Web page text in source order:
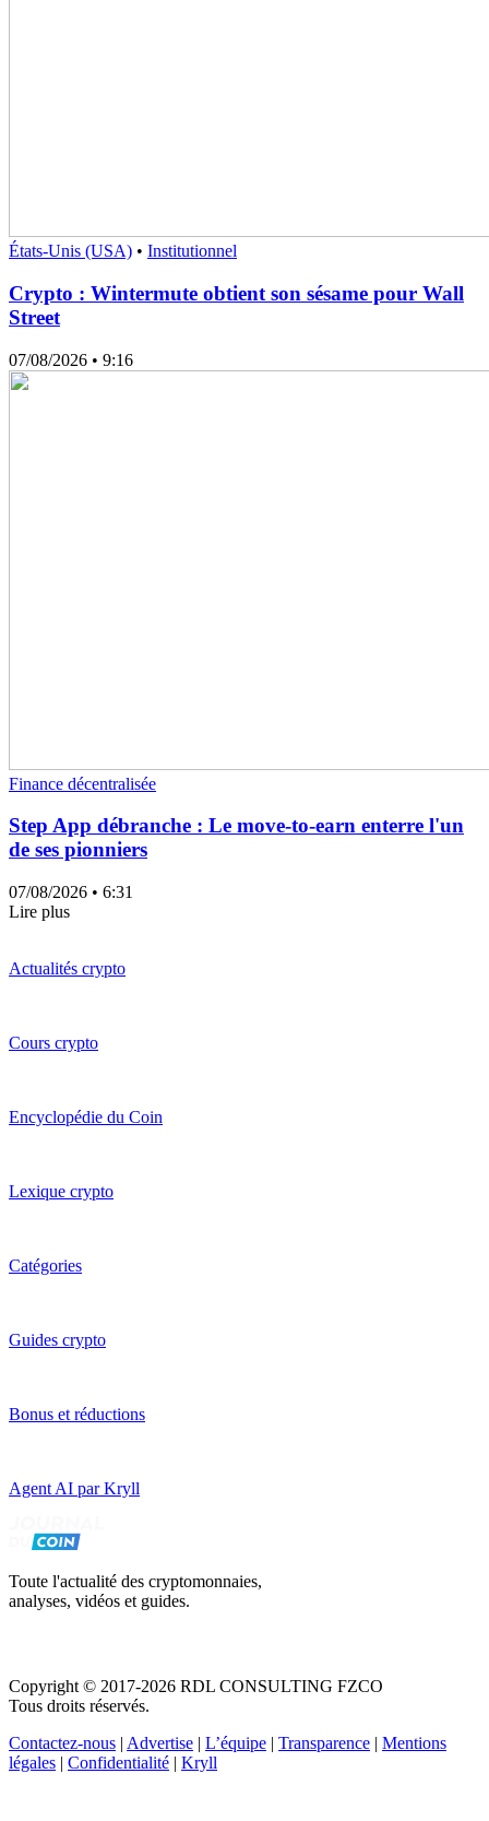
États-Unis (USA) • Institutionnel
Crypto : Wintermute obtient son sésame pour Wall
Street
07/08/2026 • 9:16
Finance décentralisée
Step App débranche : Le move-to-earn enterre l'un
de ses pionniers
07/08/2026 • 6:31
Lire plus
Actualités crypto
Cours crypto
Encyclopédie du Coin
Lexique crypto
Catégories
Guides crypto
Bonus et réductions
Agent AI par Kryll
Toute l'actualité des cryptomonnaies,
analyses, vidéos et guides.
Copyright © 2017-2026 RDL CONSULTING FZCO
Tous droits réservés.
Contactez-nous | Advertise | L’équipe | Transparence | Mentions
légales | Confidentialité | Kryll